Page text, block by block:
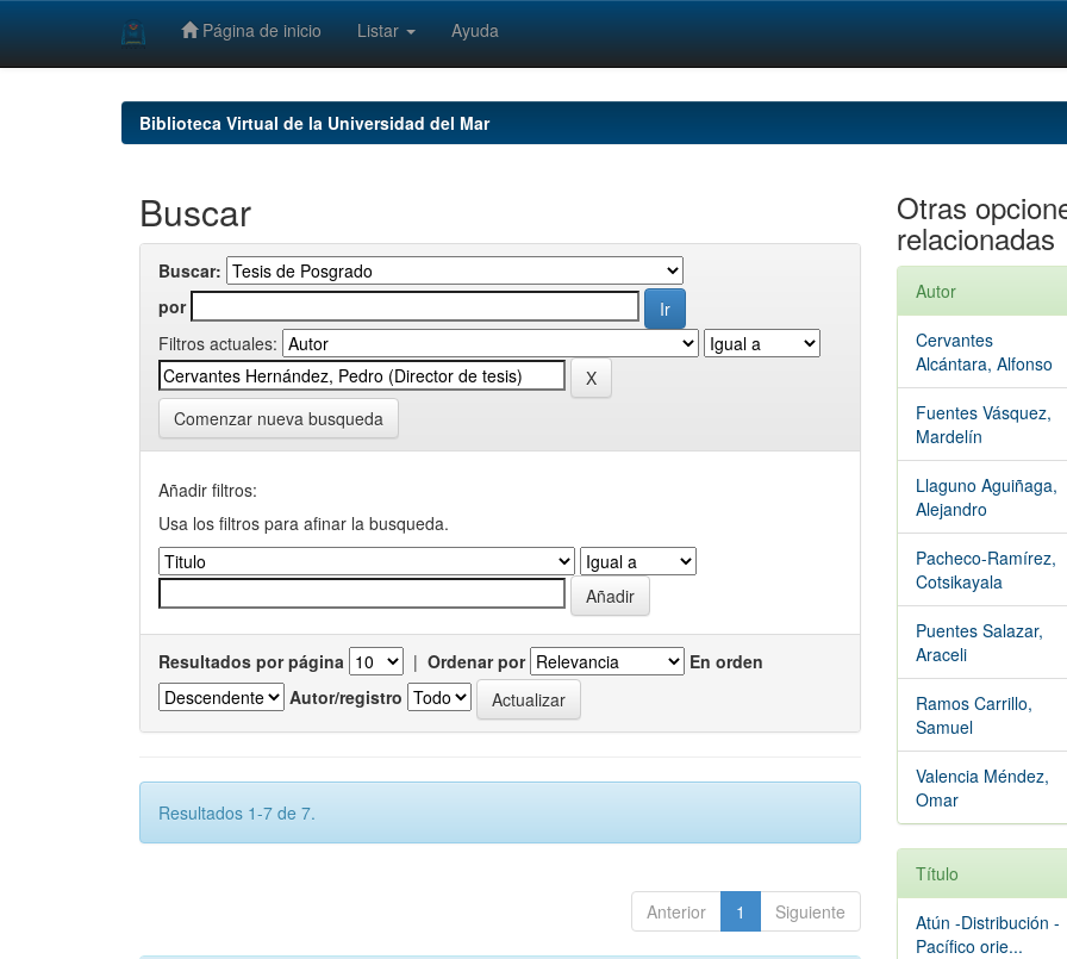
Página de inicio Listar Ayuda
Biblioteca Virtual de la Universidad del Mar
Buscar
Buscar:
por
Filtros actuales:
Comenzar nueva busqueda
Añadir filtros:
Usa los filtros para afinar la busqueda.
Resultados por página | Ordenar por
En orden
Autor/registro
Resultados 1-7 de 7.
Anterior 1 Siguiente
Otras
relacionadas
Autor
Cervantes
Alcántara, Alfonso
Fuentes Vásquez,
Mardelín
Llaguno Aguiñaga,
Alejandro
Pacheco-Ramírez,
Cotsikayala
Puentes Salazar,
Araceli
Ramos Carrillo,
Samuel
Valencia Méndez,
Omar
Título
Atún -Distribución -
Pacífico orie...